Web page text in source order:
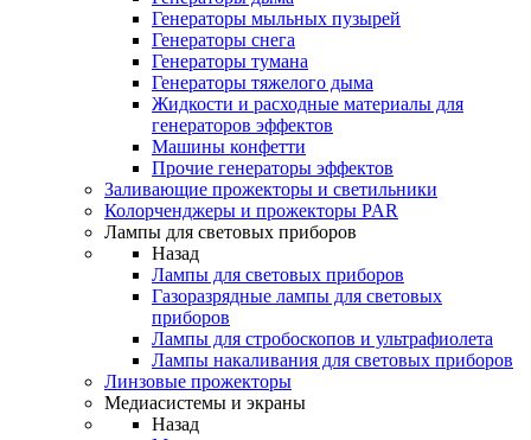
Генераторы мыльных пузырей
Генераторы снега
Генераторы тумана
Генераторы тяжелого дыма
Жидкости и расходные материалы для
генераторов эффектов
Машины конфетти
Прочие генераторы эффектов
Заливающие прожекторы и светильники
Колорченджеры и прожекторы PAR
Лампы для световых приборов
Назад
Лампы для световых приборов
Газоразрядные лампы для световых
приборов
Лампы для стробоскопов и ультрафиолета
Лампы накаливания для световых приборов
Линзовые прожекторы
Медиасистемы и экраны
Назад